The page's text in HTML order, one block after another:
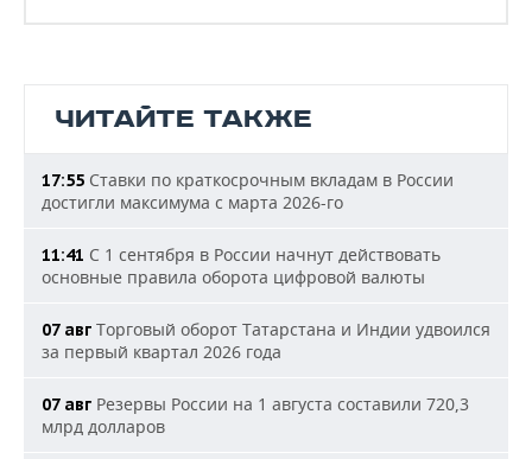
ЧИТАЙТЕ ТАКЖЕ
17:55 Ставки по краткосрочным вкладам в России
достигли максимума с марта 2026-го
11:41 С 1 сентября в России начнут действовать
основные правила оборота цифровой валюты
07 авг Торговый оборот Татарстана и Индии удвоился
за первый квартал 2026 года
07 авг Резервы России на 1 августа составили 720,3
млрд долларов